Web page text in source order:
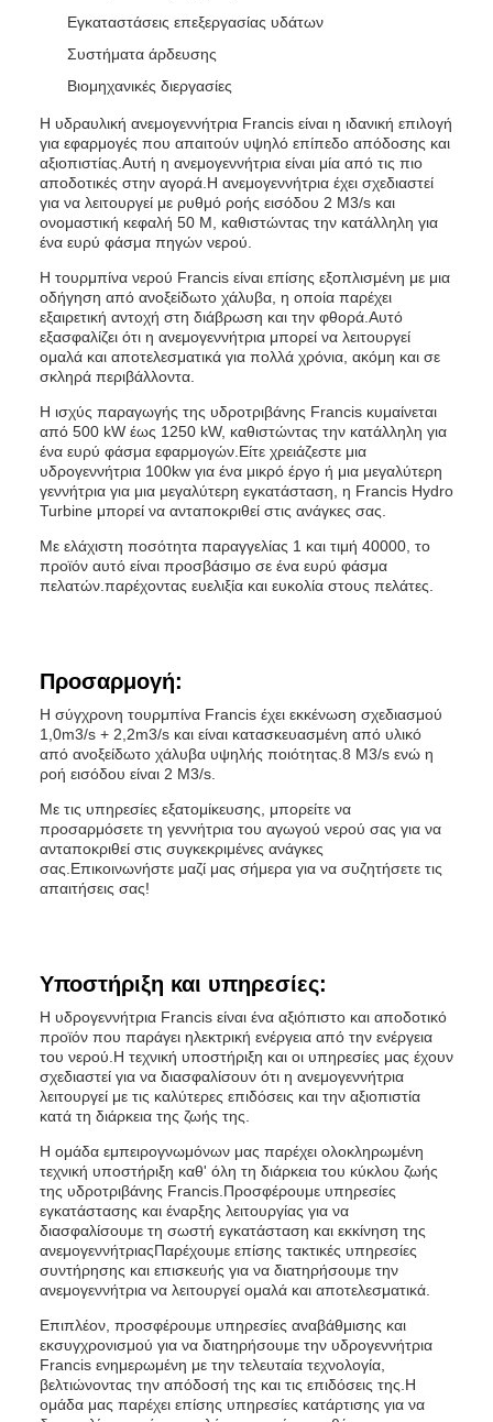
Εγκαταστάσεις επεξεργασίας υδάτων
Συστήματα άρδευσης
Βιομηχανικές διεργασίες
Η υδραυλική ανεμογεννήτρια Francis είναι η ιδανική επιλογή
για εφαρμογές που απαιτούν υψηλό επίπεδο απόδοσης και
αξιοπιστίας.Αυτή η ανεμογεννήτρια είναι μία από τις πιο
αποδοτικές στην αγορά.Η ανεμογεννήτρια έχει σχεδιαστεί
για να λειτουργεί με ρυθμό ροής εισόδου 2 M3/s και
ονομαστική κεφαλή 50 M, καθιστώντας την κατάλληλη για
ένα ευρύ φάσμα πηγών νερού.
Η τουρμπίνα νερού Francis είναι επίσης εξοπλισμένη με μια
οδήγηση από ανοξείδωτο χάλυβα, η οποία παρέχει
εξαιρετική αντοχή στη διάβρωση και την φθορά.Αυτό
εξασφαλίζει ότι η ανεμογεννήτρια μπορεί να λειτουργεί
ομαλά και αποτελεσματικά για πολλά χρόνια, ακόμη και σε
σκληρά περιβάλλοντα.
Η ισχύς παραγωγής της υδροτριβάνης Francis κυμαίνεται
από 500 kW έως 1250 kW, καθιστώντας την κατάλληλη για
ένα ευρύ φάσμα εφαρμογών.Είτε χρειάζεστε μια
υδρογεννήτρια 100kw για ένα μικρό έργο ή μια μεγαλύτερη
γεννήτρια για μια μεγαλύτερη εγκατάσταση, η Francis Hydro
Turbine μπορεί να ανταποκριθεί στις ανάγκες σας.
Με ελάχιστη ποσότητα παραγγελίας 1 και τιμή 40000, το
προϊόν αυτό είναι προσβάσιμο σε ένα ευρύ φάσμα
πελατών.παρέχοντας ευελιξία και ευκολία στους πελάτες.
Προσαρμογή:
Η σύγχρονη τουρμπίνα Francis έχει εκκένωση σχεδιασμού
1,0m3/s + 2,2m3/s και είναι κατασκευασμένη από υλικό
από ανοξείδωτο χάλυβα υψηλής ποιότητας.8 M3/s ενώ η
ροή εισόδου είναι 2 M3/s.
Με τις υπηρεσίες εξατομίκευσης, μπορείτε να
προσαρμόσετε τη γεννήτρια του αγωγού νερού σας για να
ανταποκριθεί στις συγκεκριμένες ανάγκες
σας.Επικοινωνήστε μαζί μας σήμερα για να συζητήσετε τις
απαιτήσεις σας!
Υποστήριξη και υπηρεσίες:
Η υδρογεννήτρια Francis είναι ένα αξιόπιστο και αποδοτικό
προϊόν που παράγει ηλεκτρική ενέργεια από την ενέργεια
του νερού.Η τεχνική υποστήριξη και οι υπηρεσίες μας έχουν
σχεδιαστεί για να διασφαλίσουν ότι η ανεμογεννήτρια
λειτουργεί με τις καλύτερες επιδόσεις και την αξιοπιστία
κατά τη διάρκεια της ζωής της.
Η ομάδα εμπειρογνωμόνων μας παρέχει ολοκληρωμένη
τεχνική υποστήριξη καθ' όλη τη διάρκεια του κύκλου ζωής
της υδροτριβάνης Francis.Προσφέρουμε υπηρεσίες
εγκατάστασης και έναρξης λειτουργίας για να
διασφαλίσουμε τη σωστή εγκατάσταση και εκκίνηση της
ανεμογεννήτριαςΠαρέχουμε επίσης τακτικές υπηρεσίες
συντήρησης και επισκευής για να διατηρήσουμε την
ανεμογεννήτρια να λειτουργεί ομαλά και αποτελεσματικά.
Επιπλέον, προσφέρουμε υπηρεσίες αναβάθμισης και
εκσυγχρονισμού για να διατηρήσουμε την υδρογεννήτρια
Francis ενημερωμένη με την τελευταία τεχνολογία,
βελτιώνοντας την απόδοσή της και τις επιδόσεις της.Η
ομάδα μας παρέχει επίσης υπηρεσίες κατάρτισης για να